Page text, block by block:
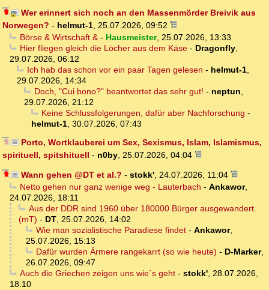
Wer erinnert sich noch an den Massenmörder Breivik aus
Norwegen? - helmut-1, 25.07.2026, 09:52
Börse & Wirtschaft &- Hausmeister, 25.07.2026, 13:33
Hier fliegen gleich die Löcher aus dem Käse- Dragonfly,
29.07.2026, 06:12
Ich hab das schon vor ein paar Tagen gelesen - helmut-1,
29.07.2026, 14:34
Doch, "Cui bono?" beantwortet das sehr gut! - neptun,
29.07.2026, 21:12
Keine Schlussfolgerungen, dafür aber Nachforschung -
helmut-1, 30.07.2026, 07:43
Porto, Wortklauberei um Sex, Sexismus, Islam, Islamismus,
spirituell, spitshituell - n0by, 25.07.2026, 04:04
Wann gehen @DT et al.? - stokk', 24.07.2026, 11:04
Netto gehen nur ganz wenige weg - Lauterbach - Ankawor,
24.07.2026, 18:11
Aus der DDR sind 1960 über 180000 Bürger ausgewandert.
(mT) - DT, 25.07.2026, 14:02
Wie man sozialistische Paradiese findet- Ankawor,
25.07.2026, 15:13
Dafür wurden Ärmere rangekarrt (so wie heute) - D-Marker,
26.07.2026, 09:47
Auch die Griechen zeigen uns wie´s geht- stokk', 28.07.2026,
18:10